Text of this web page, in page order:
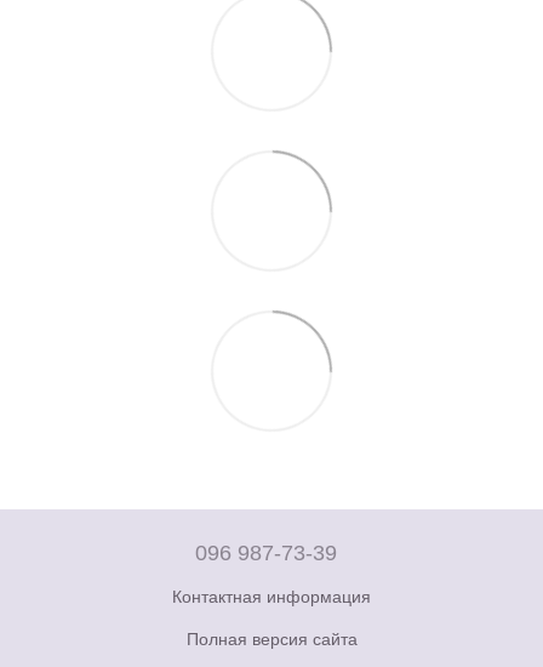
096 987-73-39
Контактная информация
Полная версия сайта